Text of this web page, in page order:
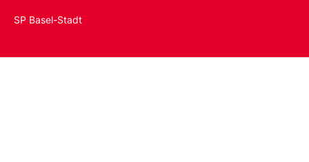
SP Basel-Stadt